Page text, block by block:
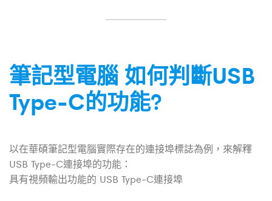
筆記型電腦 如何判斷USB
Type-C的功能?
以在華碩筆記型電腦實際存在的連接埠標誌為例，來解釋
USB Type-C連接埠的功能：
具有視頻輸出功能的 USB Type-C連接埠